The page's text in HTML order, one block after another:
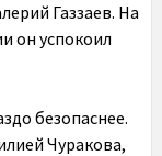
Газзаев. На
он успокоил
безопаснее.
Чуракова,